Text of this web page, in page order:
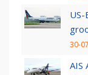
30-
AIS